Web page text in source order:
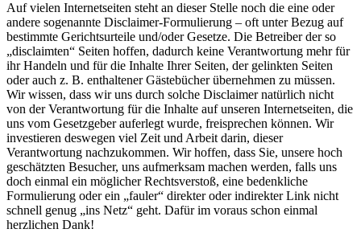
Auf vielen Internetseiten steht an dieser Stelle noch die eine oder
andere sogenannte Disclaimer-Formulierung – oft unter Bezug auf
bestimmte Gerichtsurteile und/oder Gesetze. Die Betreiber der so
„disclaimten“ Seiten hoffen, dadurch keine Verantwortung mehr für
ihr Handeln und für die Inhalte Ihrer Seiten, der gelinkten Seiten
oder auch z. B. enthaltener Gästebücher übernehmen zu müssen.
Wir wissen, dass wir uns durch solche Disclaimer natürlich nicht
von der Verantwortung für die Inhalte auf unseren Internetseiten, die
uns vom Gesetzgeber auferlegt wurde, freisprechen können. Wir
investieren deswegen viel Zeit und Arbeit darin, dieser
Verantwortung nachzukommen. Wir hoffen, dass Sie, unsere hoch
geschätzten Besucher, uns aufmerksam machen werden, falls uns
doch einmal ein möglicher Rechtsverstoß, eine bedenkliche
Formulierung oder ein „fauler“ direkter oder indirekter Link nicht
schnell genug „ins Netz“ geht. Dafür im voraus schon einmal
herzlichen Dank!